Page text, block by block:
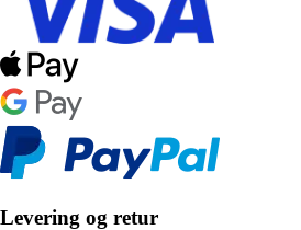
Levering og retur